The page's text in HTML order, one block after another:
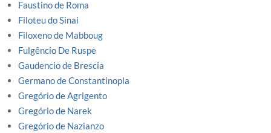
Faustino de Roma
Filoteu do Sinai
Filoxeno de Mabboug
Fulgêncio De Ruspe
Gaudencio de Brescia
Germano de Constantinopla
Gregório de Agrigento
Gregório de Narek
Gregório de Nazianzo